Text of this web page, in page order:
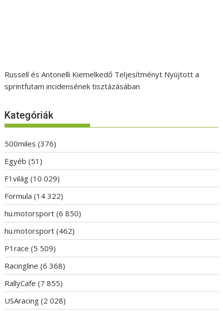
Russell és Antonelli Kiemelkedő Teljesítményt Nyújtott a
sprintfutam incidensének tisztázásában
Kategóriák
500miles (376)
Egyéb (51)
F1világ (10 029)
Formula (14 322)
hu.motorsport (6 850)
hu.motorsport (462)
P1race (5 509)
Racingline (6 368)
RallyCafe (7 855)
USAracing (2 028)